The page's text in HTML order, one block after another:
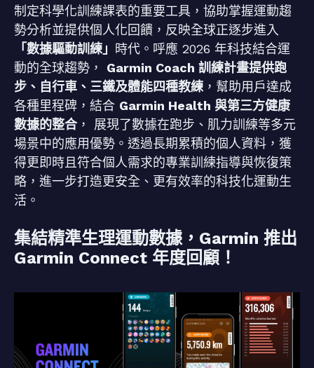
制定科學化訓練課表的重要工具，協助掌握運動趨
勢分析並提供個人化回饋，反映全球正逐步進入
「數據驅動訓練」 時代。呼應 2026 年科技結合運
動的全球趨勢， Garmin Coach 訓練計畫提供跑
步、自行車、三鐵及體能四種教練 ，幫助用戶達成
各種里程碑，結合 Garmin Health 與第三方健康
數據的整合， 展現了數據在跑步、肌力訓練等多元
場景中的應用優勢。透過長期累積的個人資料，獲
得更即時且符合個人需求的專業訓練指導與恢復策
略，進一步打造更安全、更有效率的科技化運動生
活。
集結精準生理運動數據，Garmin 推出
Garmin Connect 年度回顧！